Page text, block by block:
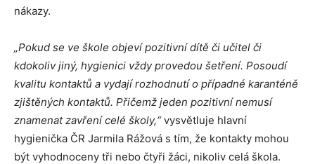
nákazy.
„Pokud se ve škole objeví pozitivní dítě či učitel či
kdokoliv jiný, hygienici vždy provedou šetření. Posoudí
kvalitu kontaktů a vydají rozhodnutí o případné karanténě
zjištěných kontaktů. Přičemž jeden pozitivní nemusí
znamenat zavření celé školy,“vysvětluje hlavní
hygienička ČR Jarmila Rážová s tím, že kontakty mohou
být vyhodnoceny tři nebo čtyři žáci, nikoliv celá škola.